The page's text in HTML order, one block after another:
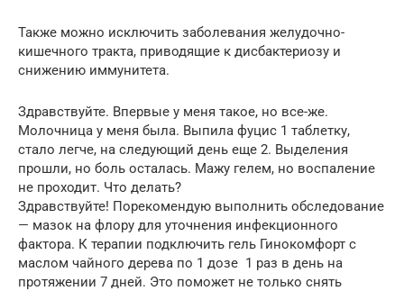
Также можно исключить заболевания желудочно-
кишечного тракта, приводящие к дисбактериозу и
снижению иммунитета.
Здравствуйте. Впервые у меня такое, но все-же.
Молочница у меня была. Выпила фуцис 1 таблетку,
стало легче, на следующий день еще 2. Выделения
прошли, но боль осталась. Мажу гелем, но воспаление
не проходит. Что делать?
Здравствуйте! Порекомендую выполнить обследование
— мазок на флору для уточнения инфекционного
фактора. К терапии подключить гель Гинокомфорт с
маслом чайного дерева по 1 дозе 1 раз в день на
протяжении 7 дней. Это поможет не только снять